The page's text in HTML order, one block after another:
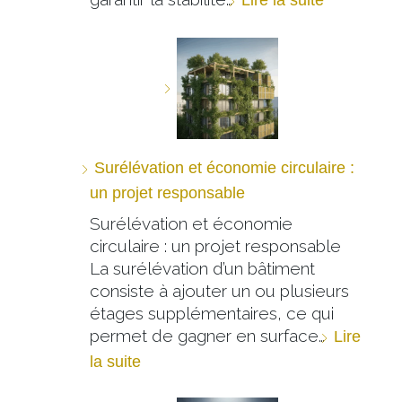
Surélévation et économie circulaire :
un projet responsable
Surélévation et économie
circulaire : un projet responsable
La surélévation d’un bâtiment
consiste à ajouter un ou plusieurs
étages supplémentaires, ce qui
permet de gagner en surface… Lire
la suite